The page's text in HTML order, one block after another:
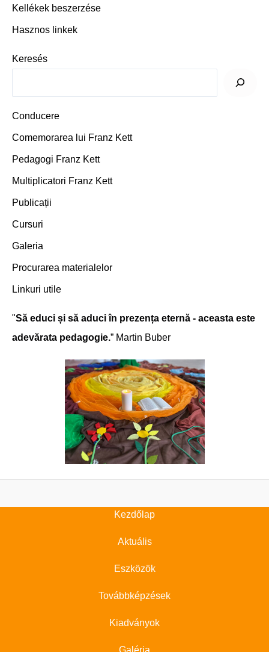
Kellékek beszerzése
Hasznos linkek
Keresés
Conducere
Comemorarea lui Franz Kett
Pedagogi Franz Kett
Multiplicatori Franz Kett
Publicații
Cursuri
Galeria
Procurarea materialelor
Linkuri utile
"Să educi și să aduci în prezența eternă - aceasta este
adevărata pedagogie.” Martin Buber
Kezdőlap
Aktuális
Eszközök
Továbbképzések
Kiadványok
Galéria